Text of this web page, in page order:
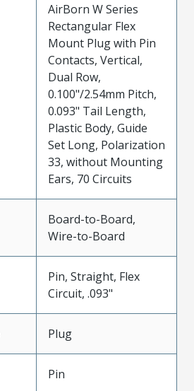
AirBorn W Series
Rectangular Flex
Mount Plug with Pin
Contacts, Vertical,
Dual Row,
0.100"/2.54mm Pitch,
0.093" Tail Length,
Plastic Body, Guide
Set Long, Polarization
33, without Mounting
Ears, 70 Circuits
Board-to-Board,
Wire-to-Board
Pin, Straight, Flex
Circuit, .093"
Plug
Pin